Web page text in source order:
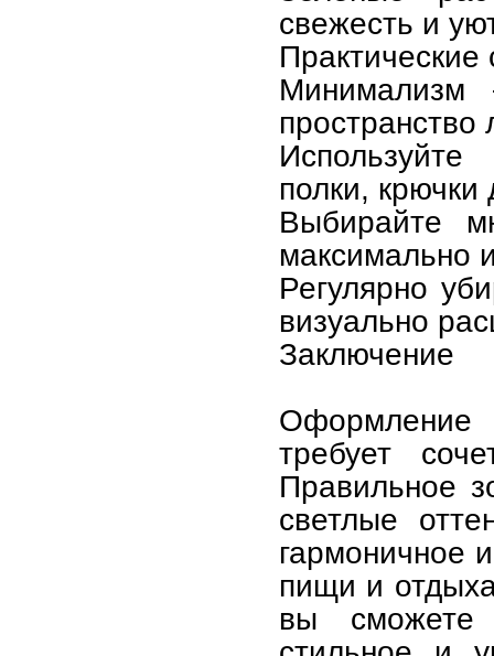
свежесть и
Практические
Используйте
полки, крючки
Выбирайте
максимально
Регулярно
визуально
Заключение
требует
Правильное
светлые
гармоничное
пищи и
вы сможете